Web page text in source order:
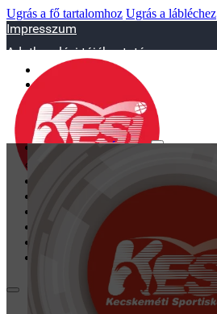
Ugrás a fő tartalomhoz Ugrás a lábléchez
Impresszum
Adatkezelési tájékoztató
sportiskola@juniorsportkft.hu
SZAKOSZTÁLYOK
KAPCSOLAT